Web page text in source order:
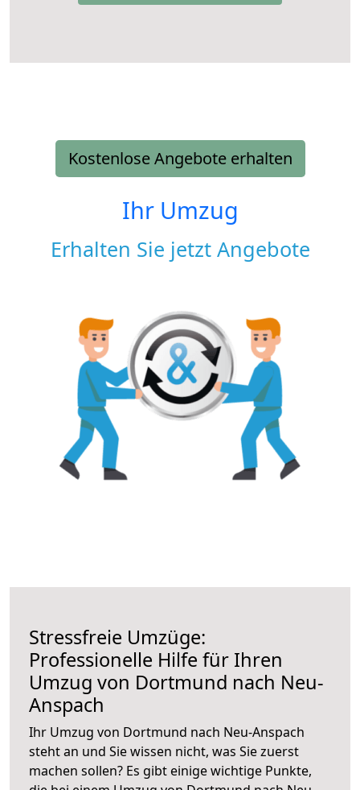
Kostenlose Angebote erhalten
Ihr Umzug
Erhalten Sie jetzt Angebote
Stressfreie Umzüge:
Professionelle Hilfe für Ihren
Umzug von Dortmund nach Neu-
Anspach
Ihr Umzug von Dortmund nach Neu-Anspach
steht an und Sie wissen nicht, was Sie zuerst
machen sollen? Es gibt einige wichtige Punkte,